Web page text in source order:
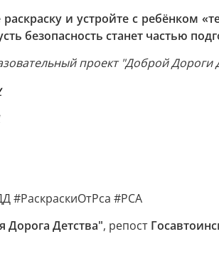
и устройте с ребёнком
безопасность станет частью
проект "Доброй Дороги
#РаскраскиОтРса #РСА
Дорога Детства", репост